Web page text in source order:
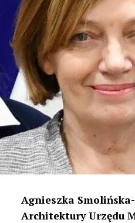
Agnieszka
Architektury Urzędu